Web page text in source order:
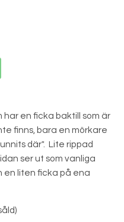
har en ficka baktill som är
finns, bara en mörkare
där". Lite rippad
ser ut som vanliga
en liten ficka på ena